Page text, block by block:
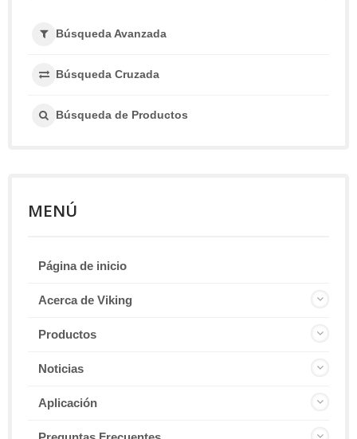
Búsqueda Avanzada
Búsqueda Cruzada
Búsqueda de Productos
MENÚ
Página de inicio
Acerca de Viking
Productos
Noticias
Aplicación